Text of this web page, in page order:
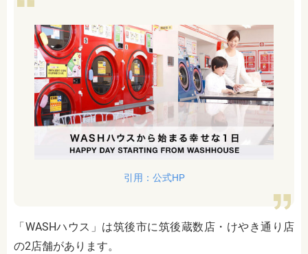
引用：公式HP
「WASHハウス」は筑後市に筑後蔵数店・けやき通り店
の2店舗があります。